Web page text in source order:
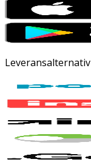
Leveransalternativ